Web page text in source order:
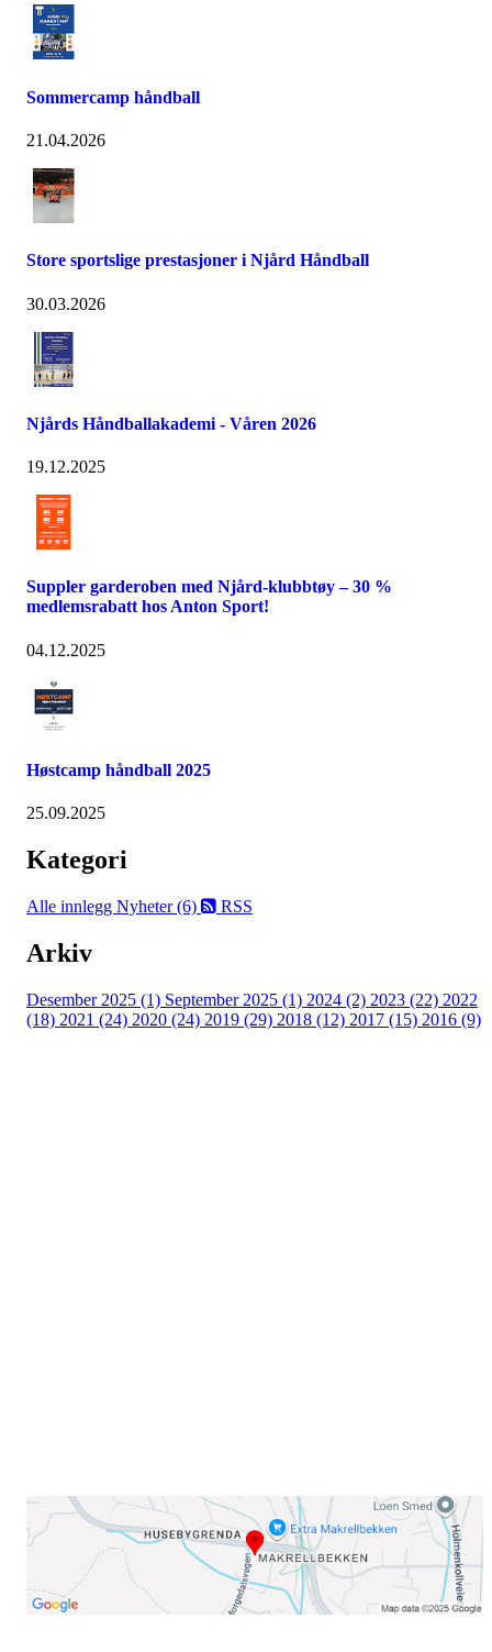
Sommercamp håndball
21.04.2026
Store sportslige prestasjoner i Njård Håndball
30.03.2026
Njårds Håndballakademi - Våren 2026
19.12.2025
Suppler garderoben med Njård-klubbtøy – 30 %
medlemsrabatt hos Anton Sport!
04.12.2025
Høstcamp håndball 2025
25.09.2025
Kategori
Alle innlegg Nyheter (6) RSS
Arkiv
Desember 2025 (1) September 2025 (1) 2024 (2) 2023 (22) 2022
(18) 2021 (24) 2020 (24) 2019 (29) 2018 (12) 2017 (15) 2016 (9)